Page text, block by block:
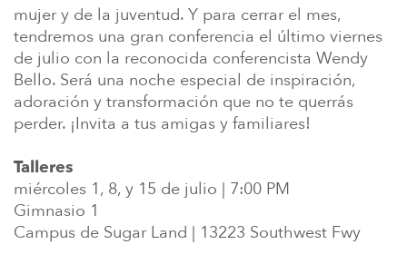
Ministerio para todos los hispanohablantes.
Learn About Us
Find out who we are and what we believe.
Sugar Creek Events
Unfinished Initiative
mujer y de la juventud. Y para cerrar el mes,
tendremos una gran conferencia el último viernes
de julio con la reconocida conferencista Wendy
Bello. Será una noche especial de inspiración,
adoración y transformación que no te querrás
perder. ¡Invita a tus amigas y familiares!
Talleres
miércoles 1, 8, y 15 de julio | 7:00 PM
Gimnasio 1
Campus de Sugar Land | 13223 Southwest Fwy